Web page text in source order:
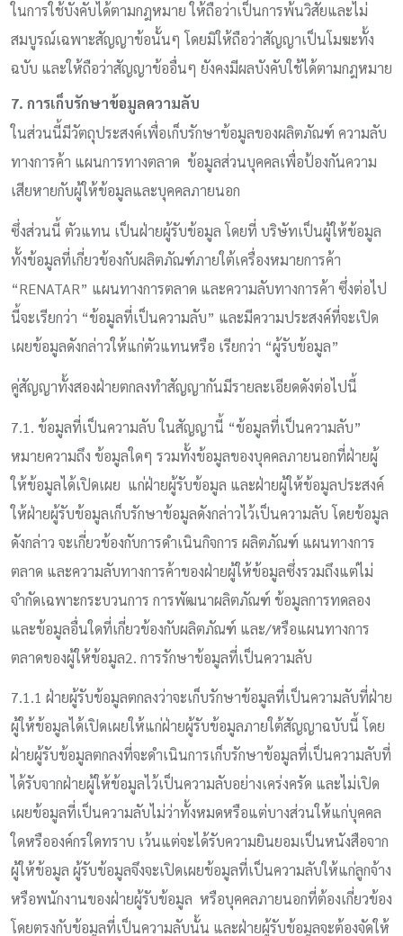
ในการใช้บังคับได้ตามกฎหมาย ให้ถือว่าเป็นการพ้นวิสัยและไม่
สมบูรณ์เฉพาะสัญญาข้อนั้นๆ โดยมิให้ถือว่าสัญญาเป็นโมฆะทั้ง
ฉบับ และให้ถือว่าสัญญาข้ออื่นๆ ยังคงมีผลบังคับใช้ได้ตามกฎหมาย
7. การเก็บรักษาข้อมูลความลับ
ในส่วนนี้มีวัตถุประสงค์เพื่อเก็บรักษาข้อมูลของผลิตภัณฑ์ ความลับ
ทางการค้า แผนการทางตลาด ข้อมูลส่วนบุคคลเพื่อป้องกันความ
เสียหายกับผู้ให้ข้อมูลและบุคคลภายนอก
ซึ่งส่วนนี้ ตัวแทน เป็นฝ่ายผู้รับข้อมูล โดยที่ บริษัทเป็นผู้ให้ข้อมูล
ทั้งข้อมูลที่เกี่ยวข้องกับผลิตภัณฑ์ภายใต้เครื่องหมายการค้า
“RENATAR” แผนทางการตลาด และความลับทางการค้า ซึ่งต่อไป
นี้จะเรียกว่า “ข้อมูลที่เป็นความลับ” และมีความประสงค์ที่จะเปิด
เผยข้อมูลดังกล่าวให้แก่ตัวแทนหรือ เรียกว่า “ผู้รับข้อมูล”
คู่สัญญาทั้งสองฝ่ายตกลงทำสัญญากันมีรายละเอียดดังต่อไปนี้
7.1. ข้อมูลที่เป็นความลับ ในสัญญานี้ “ข้อมูลที่เป็นความลับ”
หมายความถึง ข้อมูลใดๆ รวมทั้งข้อมูลของบุคคลภายนอกที่ฝ่ายผู้
ให้ข้อมูลได้เปิดเผย แก่ฝ่ายผู้รับข้อมูล และฝ่ายผู้ให้ข้อมูลประสงค์
ให้ฝ่ายผู้รับข้อมูลเก็บรักษาข้อมูลดังกล่าวไว้เป็นความลับ โดยข้อมูล
ดังกล่าว จะเกี่ยวข้องกับการดำเนินกิจการ ผลิตภัณฑ์ แผนทางการ
ตลาด และความลับทางการค้าของฝ่ายผู้ให้ข้อมูลซึ่งรวมถึงแต่ไม่
จำกัดเฉพาะกระบวนการ การพัฒนาผลิตภัณฑ์ ข้อมูลการทดลอง
และข้อมูลอื่นใดที่เกี่ยวข้องกับผลิตภัณฑ์ และ/หรือแผนทางการ
ตลาดของผู้ให้ข้อมูล2. การรักษาข้อมูลที่เป็นความลับ
7.1.1 ฝ่ายผู้รับข้อมูลตกลงว่าจะเก็บรักษาข้อมูลที่เป็นความลับที่ฝ่าย
ผู้ให้ข้อมูลได้เปิดเผยให้แก่ฝ่ายผู้รับข้อมูลภายใต้สัญญาฉบับนี้ โดย
ฝ่ายผู้รับข้อมูลตกลงที่จะดำเนินการเก็บรักษาข้อมูลที่เป็นความลับที่
ได้รับจากฝ่ายผู้ให้ข้อมูลไว้เป็นความลับอย่างเคร่งครัด และไม่เปิด
เผยข้อมูลที่เป็นความลับไม่ว่าทั้งหมดหรือแต่บางส่วนให้แก่บุคคล
ใดหรือองค์กรใดทราบ เว้นแต่จะได้รับความยินยอมเป็นหนังสือจาก
ผู้ให้ข้อมูล ผู้รับข้อมูลจึงจะเปิดเผยข้อมูลที่เป็นความลับให้แก่ลูกจ้าง
หรือพนักงานของฝ่ายผู้รับข้อมูล หรือบุคคลภายนอกที่ต้องเกี่ยวข้อง
โดยตรงกับข้อมูลที่เป็นความลับนั้น และฝ่ายผู้รับข้อมูลจะต้องจัดให้